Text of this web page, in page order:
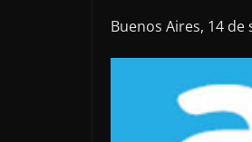
Buenos Aires, 14